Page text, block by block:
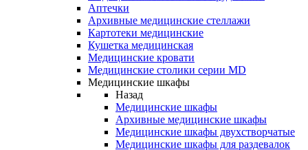
Аптечки
Архивные медицинские стеллажи
Картотеки медицинские
Кушетка медицинская
Медицинские кровати
Медицинские столики серии MD
Медицинские шкафы
Назад
Медицинские шкафы
Архивные медицинские шкафы
Медицинские шкафы двухстворчатые
Медицинские шкафы для раздевалок